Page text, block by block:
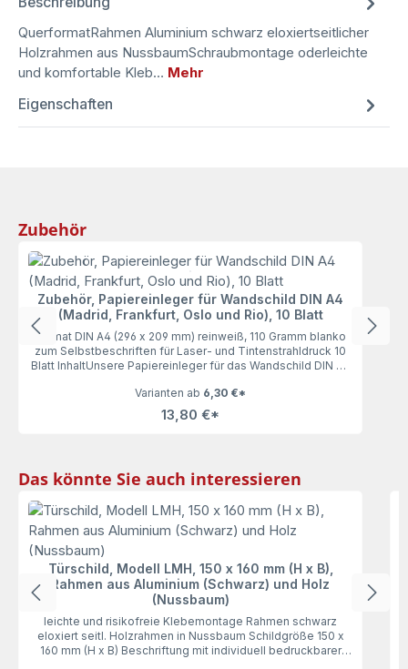
QuerformatRahmen Aluminium schwarz eloxiertseitlicher
Holzrahmen aus NussbaumSchraubmontage oderleichte
und komfortable Kleb… Mehr
Eigenschaften
Produktgalerie überspringen
Zubehör
Zubehör, Papiereinleger für Wandschild DIN A4
(Madrid, Frankfurt, Oslo und Rio), 10 Blatt
Format DIN A4 (296 x 209 mm) reinweiß, 110 Gramm blanko
zum Selbstbeschriften für Laser- und Tintenstrahldruck 10
Blatt InhaltUnsere Papiereinleger für das Wandschild DIN A4
Wünsche offen. Mit 110 Gramm haben die Einleger genau
die richtige Stärke zum bequemen Ausdrucken und
Einlegen.
Varianten ab 6,30 €*
13,80 €*
Produktgalerie überspringen
Das könnte Sie auch interessieren
Türschild, Modell LMH, 150 x 160 mm (H x B),
Rahmen aus Aluminium (Schwarz) und Holz
(Nussbaum)
leichte und risikofreie Klebemontage Rahmen schwarz
eloxiert seitl. Holzrahmen in Nussbaum Schildgröße 150 x
160 mm (H x B) Beschriftung mit individuell bedruckbarer